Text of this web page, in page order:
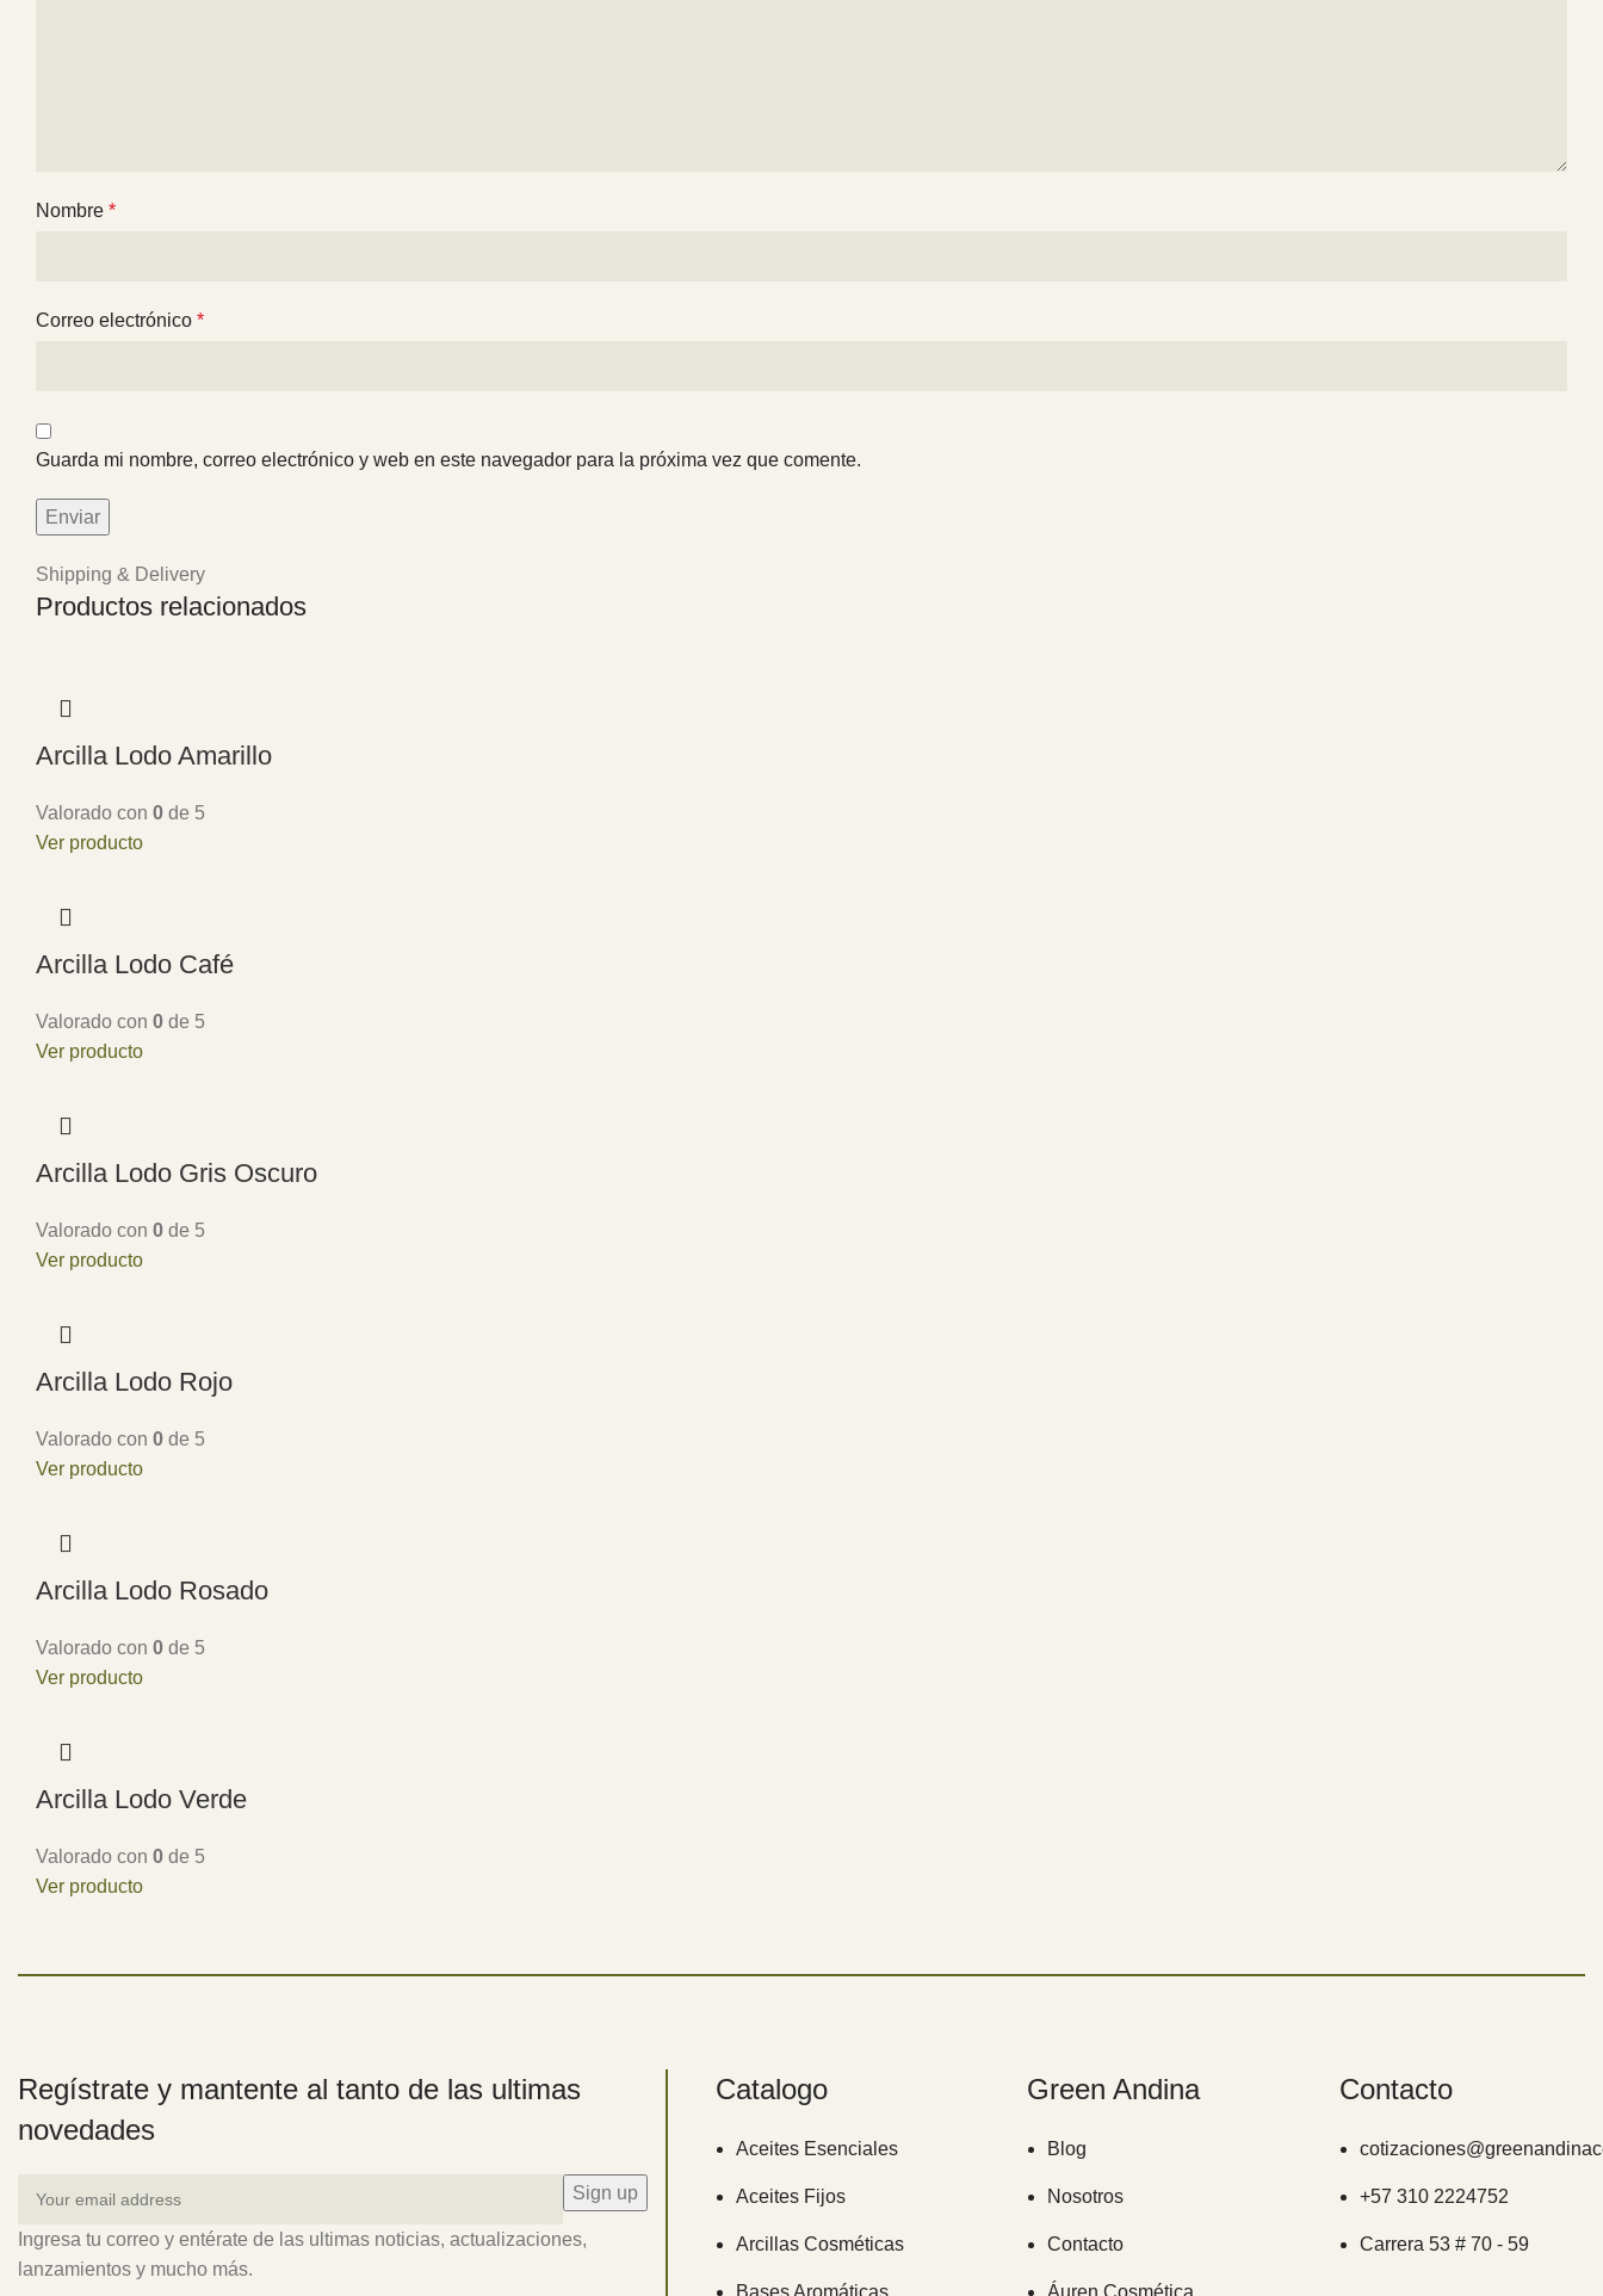
Nombre *
Correo electrónico *
Guarda mi nombre, correo electrónico y web en este navegador para la próxima vez que comente.
Shipping & Delivery
Productos relacionados
Arcilla Lodo Amarillo
Valorado con 0 de 5
Ver producto
Arcilla Lodo Café
Valorado con 0 de 5
Ver producto
Arcilla Lodo Gris Oscuro
Valorado con 0 de 5
Ver producto
Arcilla Lodo Rojo
Valorado con 0 de 5
Ver producto
Arcilla Lodo Rosado
Valorado con 0 de 5
Ver producto
Arcilla Lodo Verde
Valorado con 0 de 5
Ver producto
Regístrate y mantente al tanto de las ultimas
novedades
Ingresa tu correo y entérate de las ultimas noticias, actualizaciones,
lanzamientos y mucho más.
Catalogo
Aceites Esenciales
Aceites Fijos
Arcillas Cosméticas
Bases Aromáticas
Green Andina
Blog
Nosotros
Contacto
Áuren Cosmética
Contacto
+57 310 2224752
Carrera 53 # 70 - 59